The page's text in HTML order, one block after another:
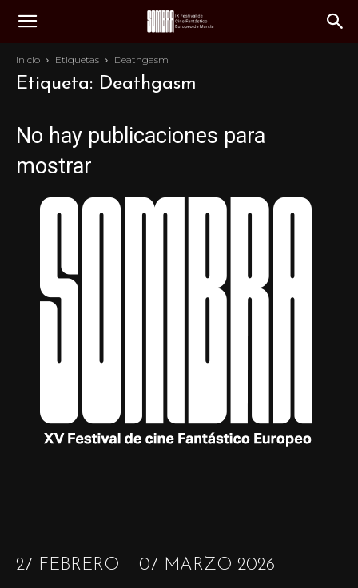
Inicio Etiquetas Deathgasm
Etiqueta: Deathgasm
No hay publicaciones para
mostrar
27 FEBRERO – 07 MARZO 2026